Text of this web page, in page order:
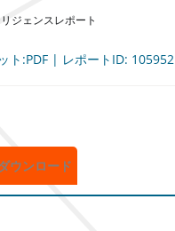
ジェンスレポート
ト:PDF | レポートID: 105952
ウンロード